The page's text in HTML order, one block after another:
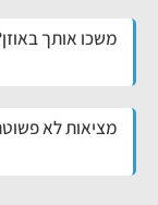
משכו אותך
מציאות לא